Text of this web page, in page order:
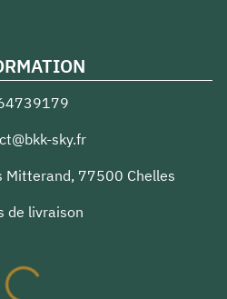
sky.fr
Mitterand, 77500 Chelles
de livraison